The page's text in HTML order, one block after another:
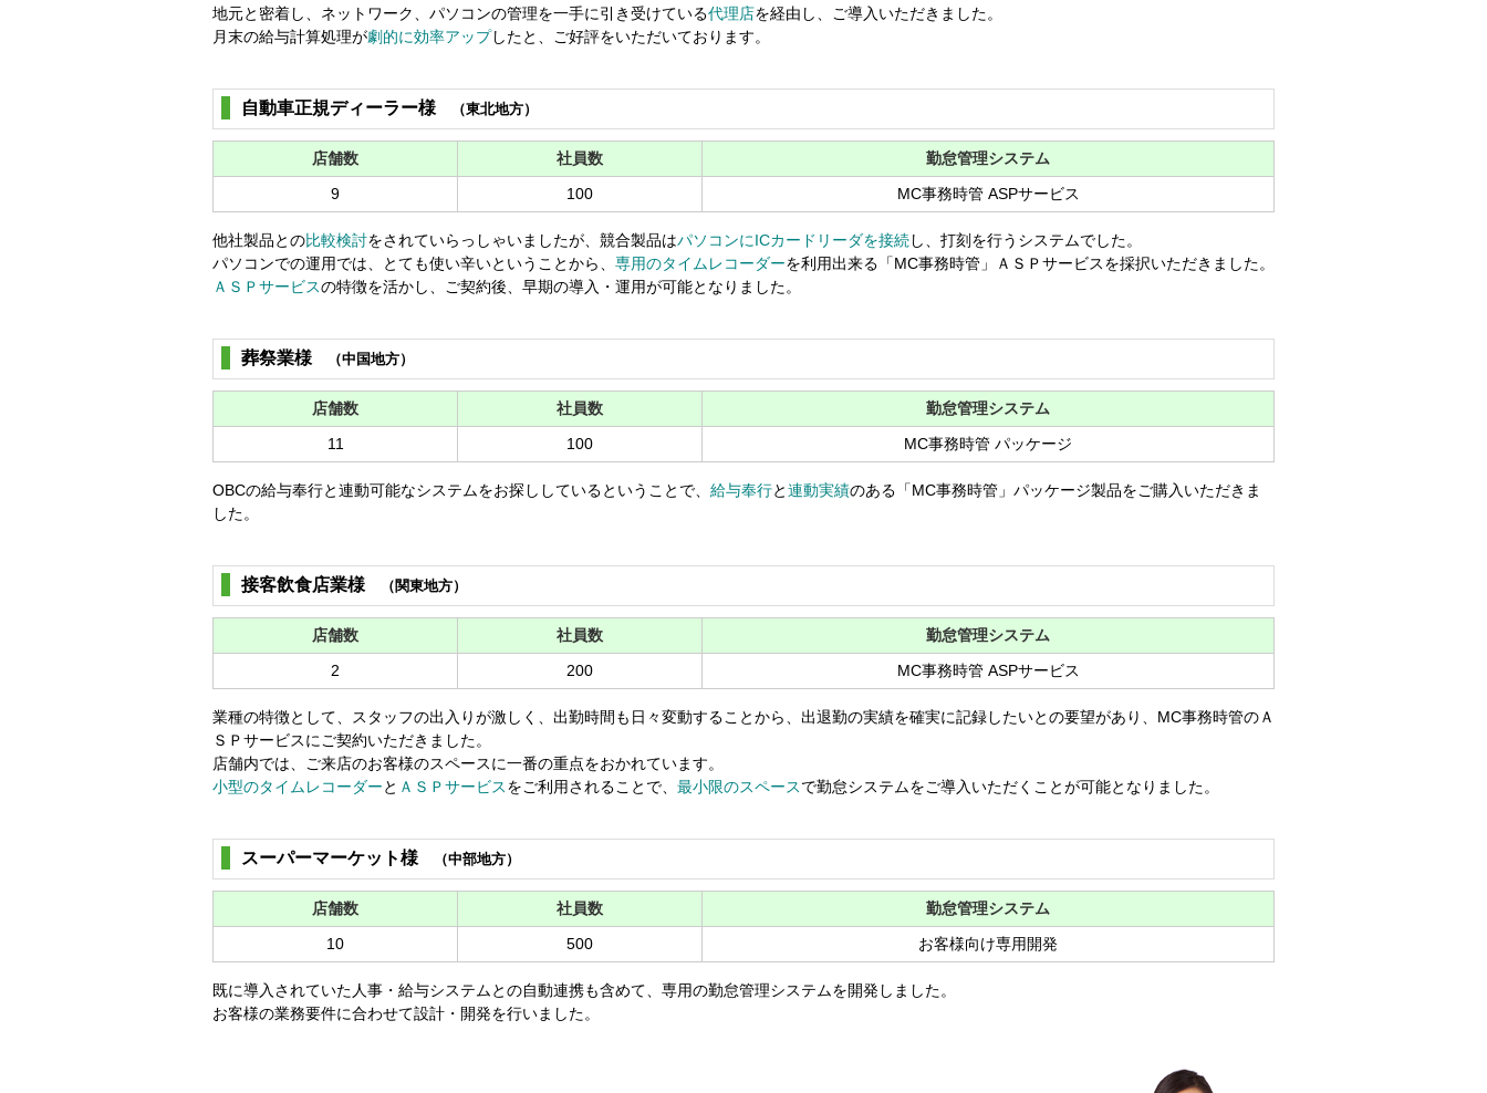
地元と密着し、ネットワーク、パソコンの管理を一手に引き受けている代理店を経由し、ご導入いただきました。
月末の給与計算処理が劇的に効率アップしたと、ご好評をいただいております。
自動車正規ディーラー様 （東北地方）
店舗数 社員数
勤怠管理システム
9
100 MC事務時管 ASPサービス
他社製品との比較検討をされていらっしゃいましたが、競合製品はパソコンにICカードリーダを接続し、打刻を行うシステムでした。
パソコンでの運用では、とても使い辛いということから、 専用のタイムレコーダーを利用出来る「MC事務時管」ＡＳＰサービスを採択いただきました。
ＡＳＰサービスの特徴を活かし、ご契約後、早期の導入・運用が可能となりました。
葬祭業様 （中国地方）
店舗数 社員数
勤怠管理システム
11
100 MC事務時管 パッケージ
OBCの給与奉行と連動可能なシステムをお探ししているということで、 給与奉行と連動実績のある「MC事務時管」パッケージ製品をご購入いただきま
した。
接客飲食店業様 （関東地方）
店舗数 社員数
勤怠管理システム
2
200 MC事務時管 ASPサービス
業種の特徴として、スタッフの出入りが激しく、出勤時間も日々変動することから、出退勤の実績を確実に記録したいとの要望があり、MC事務時管のＡ
ＳＰサービスにご契約いただきました。
店舗内では、ご来店のお客様のスペースに一番の重点をおかれています。
小型のタイムレコーダーと ＡＳＰサービスをご利用されることで、 最小限のスペースで勤怠システムをご導入いただくことが可能となりました。
スーパーマーケット様 （中部地方）
店舗数 社員数
勤怠管理システム
10
500 お客様向け専用開発
既に導入されていた人事・給与システムとの自動連携も含めて、専用の勤怠管理システムを開発しました。
お客様の業務要件に合わせて設計・開発を行いました。